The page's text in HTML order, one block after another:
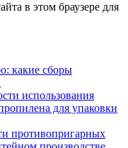
в этом браузере для
какие сборы
использования
для упаковки
противопригарных